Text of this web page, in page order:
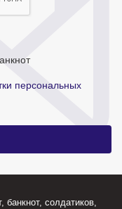
персональных
солдатиков,